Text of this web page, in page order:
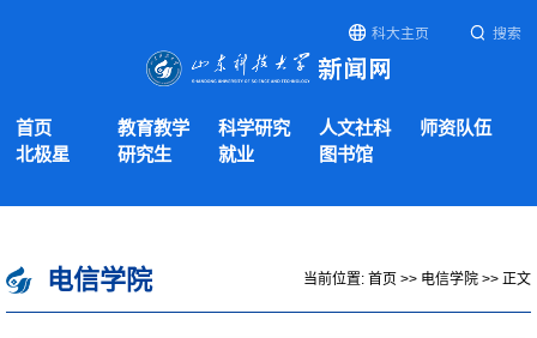
科大主页 搜索
首页 教育教学 科学研究 人文社科
师资队伍
北极星
研究生 就业 图书馆
电信学院 当前位置: 首页 >> 电信学院 >> 正文